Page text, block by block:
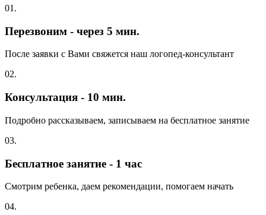
01.
Перезвоним - через 5 мин.
После заявки с Вами свяжется наш логопед-консультант
02.
Консультация - 10 мин.
Подробно рассказываем, записываем на бесплатное занятие
03.
Бесплатное занятие - 1 час
Смотрим ребенка, даем рекомендации, помогаем начать
04.